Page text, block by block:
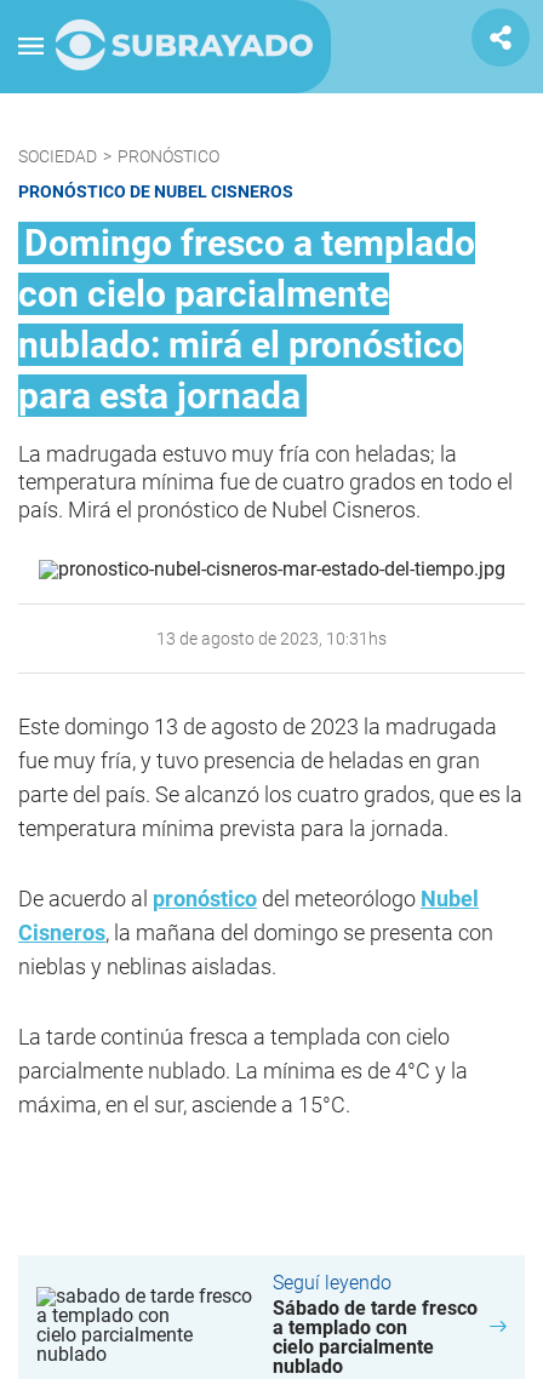
SOCIEDAD > PRONÓSTICO
PRONÓSTICO DE NUBEL CISNEROS
Domingo fresco a templado
con cielo parcialmente
nublado: mirá el pronóstico
para esta jornada
La madrugada estuvo muy fría con heladas; la
temperatura mínima fue de cuatro grados en todo el
país. Mirá el pronóstico de Nubel Cisneros.
13 de agosto de 2023, 10:31hs
Este domingo 13 de agosto de 2023 la madrugada
fue muy fría, y tuvo presencia de heladas en gran
parte del país. Se alcanzó los cuatro grados, que es la
temperatura mínima prevista para la jornada.
De acuerdo al pronóstico del meteorólogo Nubel
Cisneros, la mañana del domingo se presenta con
nieblas y neblinas aisladas.
La tarde continúa fresca a templada con cielo
parcialmente nublado. La mínima es de 4°C y la
máxima, en el sur, asciende a 15°C.
Seguí leyendo
Sábado de tarde fresco
a templado con
cielo parcialmente
nublado